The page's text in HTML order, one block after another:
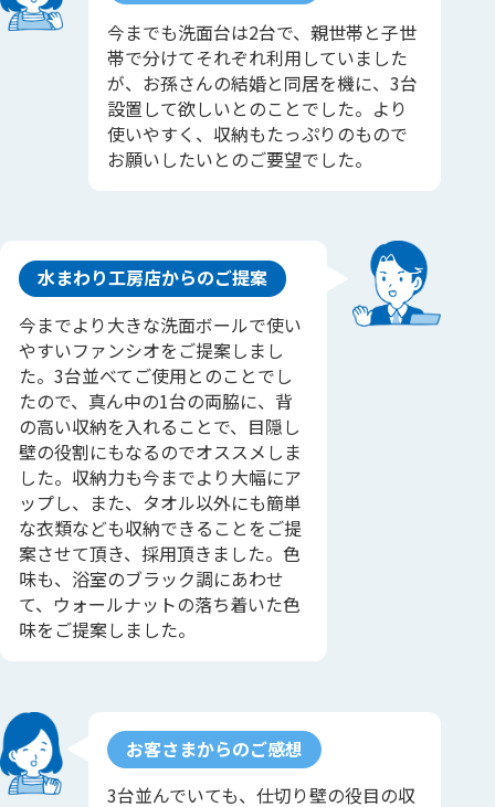
今までも洗面台は2台で、親世帯と子世
帯で分けてそれぞれ利用していました
が、お孫さんの結婚と同居を機に、3台
設置して欲しいとのことでした。より
使いやすく、収納もたっぷりのもので
お願いしたいとのご要望でした。
水まわり工房店からのご提案
今までより大きな洗面ボールで使い
やすいファンシオをご提案しまし
た。3台並べてご使用とのことでし
たので、真ん中の1台の両脇に、背
の高い収納を入れることで、目隠し
壁の役割にもなるのでオススメしま
した。収納力も今までより大幅にア
ップし、また、タオル以外にも簡単
な衣類なども収納できることをご提
案させて頂き、採用頂きました。色
味も、浴室のブラック調にあわせ
て、ウォールナットの落ち着いた色
味をご提案しました。
お客さまからのご感想
3台並んでいても、仕切り壁の役目の収